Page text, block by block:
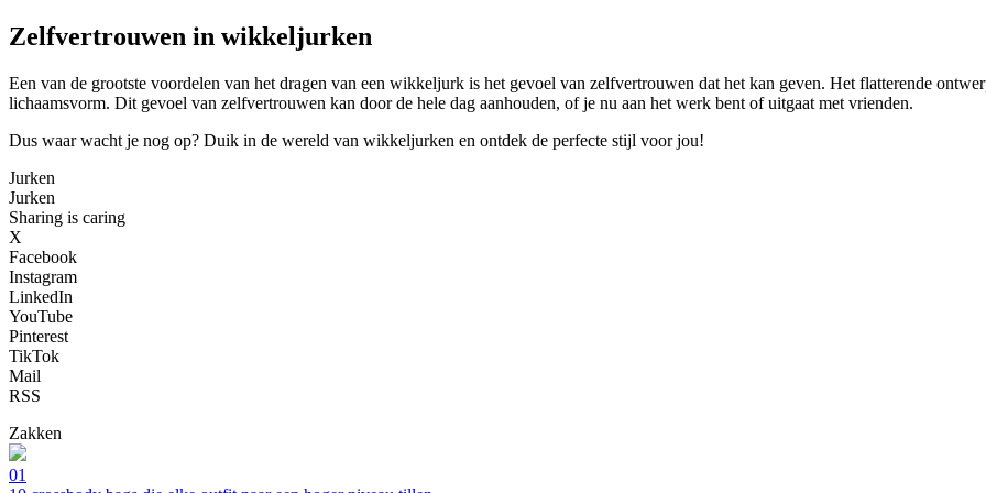
Zelfvertrouwen in wikkeljurken
Een van de grootste voordelen van het dragen van een wikkeljurk is het gevoel van zelfvertrouwen dat het kan geven. Het flatterende
lichaamsvorm. Dit gevoel van zelfvertrouwen kan door de hele dag aanhouden, of je nu aan het werk bent of uitgaat met vrienden.
Dus waar wacht je nog op? Duik in de wereld van wikkeljurken en ontdek de perfecte stijl voor jou!
Jurken
Jurken
Sharing is caring
X
Facebook
Instagram
LinkedIn
YouTube
Pinterest
TikTok
Mail
RSS
Zakken
01